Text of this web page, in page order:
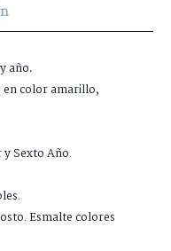
año.
en color amarillo,
Sexto Año.
Esmalte colores